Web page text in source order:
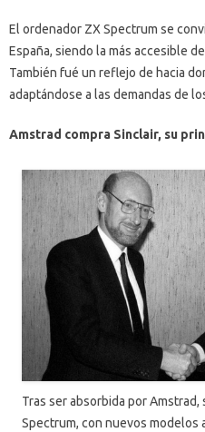
El ordenador ZX Spectrum se
España, siendo la más accesible
También fué un reflejo de hacia
adaptándose a las demandas de
Amstrad compra Sinclair, su
Tras ser absorbida por
Spectrum, con nuevos modelos